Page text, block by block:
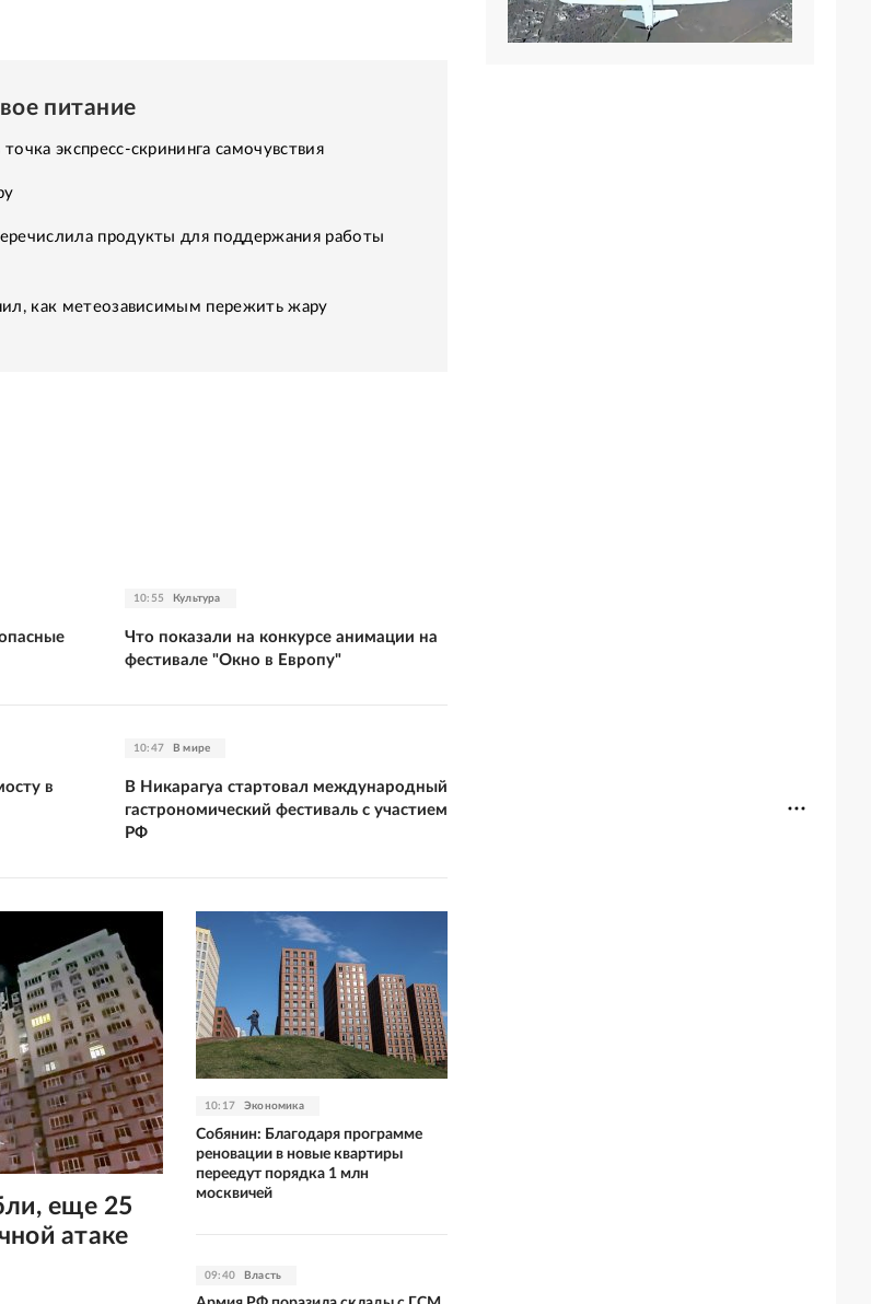
питание
экспресс-скрининга самочувствия
продукты для поддержания работы
как метеозависимым пережить жару
10:55 Культура
Что показали на конкурсе анимации на
фестивале "Окно в Европу"
в
10:47 В мире
В Никарагуа стартовал международный
гастрономический фестиваль с участием
РФ
еще 25
атаке
10:17 Экономика
Собянин: Благодаря программе
реновации в новые квартиры
переедут порядка 1 млн
москвичей
09:40 Власть